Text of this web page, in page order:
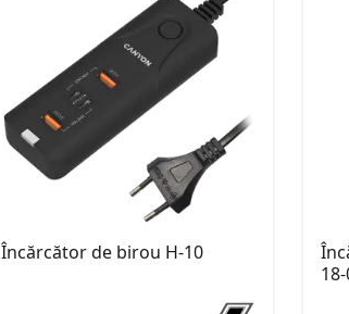
Încărcător de birou H-10
18-